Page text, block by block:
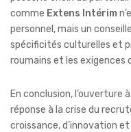
comme Extens Intérim
personnel, mais un
spécificités culturelles et
roumains et les exigences
En conclusion, l’ouverture
réponse à la crise du
croissance, d’innovation